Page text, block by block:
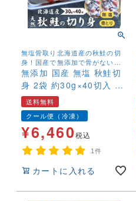
無塩骨取り北海道産の秋鮭の切
身！国産で無添加で骨がないの
が欲しいとの声から誕生しまし
た！
無添加 国産 無塩 秋鮭切
身 2袋 約30g×40切入 送
料無料 骨取り 骨なし 天
然 魚 鮭 さけ サケ 焼く
だけ そのまま使える お
弁当 ストック
送料無料
クール便（冷凍）
¥6,460税込
1件
カートに入れる